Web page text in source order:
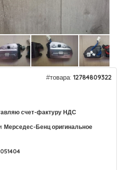
#товара: 12784809322
счет-фактуру НДС
Мерседес-Бенц оригинальное